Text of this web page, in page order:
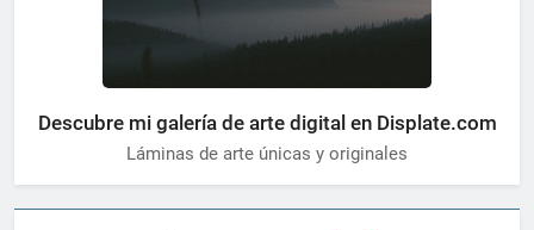
Descubre mi galería de arte digital en Displate.com
Láminas de arte únicas y originales